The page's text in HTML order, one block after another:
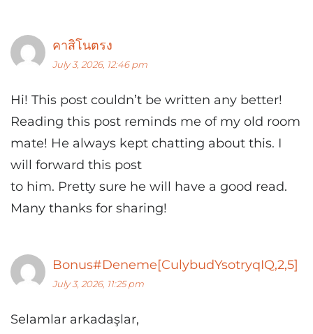
คาสิโนตรง
July 3, 2026, 12:46 pm
Hi! This post couldn’t be written any better!
Reading this post reminds me of my old room
mate! He always kept chatting about this. I
will forward this post
to him. Pretty sure he will have a good read.
Many thanks for sharing!
Bonus#Deneme[CulybudYsotryqIQ,2,5]
July 3, 2026, 11:25 pm
Selamlar arkadaşlar,